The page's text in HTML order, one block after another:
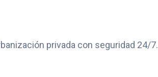
privada con seguridad 24/7.